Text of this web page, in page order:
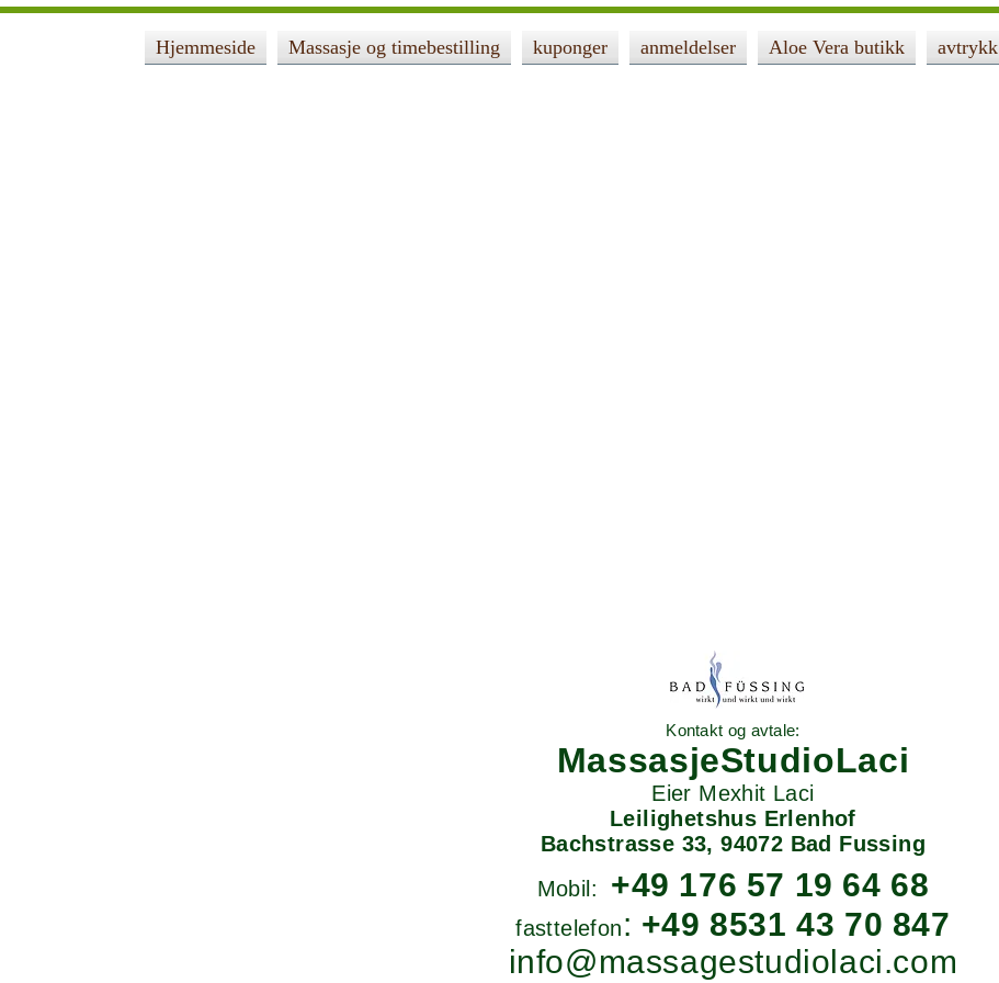
Hjemmeside Massasje og timebestilling kuponger anmeldelser Aloe Vera butikk avtrykk
Kontakt og avtale:
MassasjeStudioLaci
Eier Mexhit Laci
Leilighetshus Erlenhof
Bachstrasse 33,94072 Bad Fussing
Mobil:
+49 176 57 19 64 68
fasttelefon: +49 8531 43 70 847
info@massagestudiolaci.com